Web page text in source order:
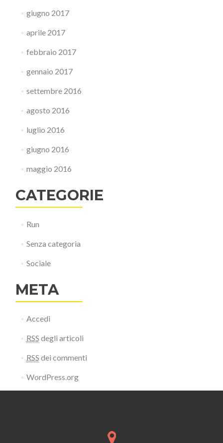
giugno 2017
aprile 2017
febbraio 2017
gennaio 2017
settembre 2016
agosto 2016
luglio 2016
giugno 2016
maggio 2016
CATEGORIE
Run
Senza categoria
Sociale
META
Accedi
RSS degli articoli
RSS dei commenti
WordPress.org